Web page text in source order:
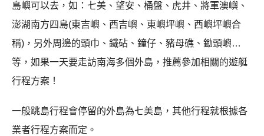
島嶼可以去，如：七美、望安、桶盤、虎井、將軍澳嶼、
澎湖南方四島(東吉嶼、西吉嶼、東嶼坪嶼、西嶼坪嶼合
稱)，另外周邊的頭巾、鐵砧、鐘仔、豬母礁、鋤頭嶼…
等，如果一天要走訪南海多個外島，推薦參加相關的遊艇
行程方案！
一般跳島行程會停留的外島為七美島，其他行程就根據各
業者行程方案而定。